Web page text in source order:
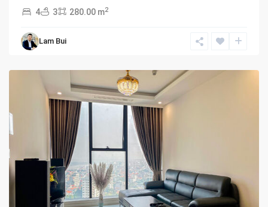
4 3 280.00 m2
Lam Bui